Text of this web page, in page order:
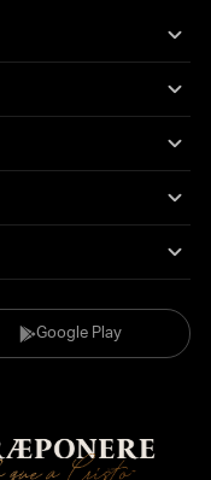
Google Play